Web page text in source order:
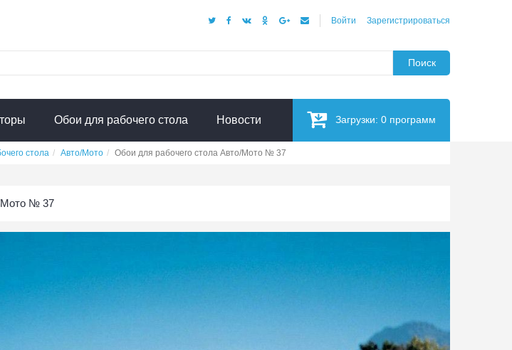
Войти Зарегистрироваться
Поиск
Обои для рабочего стола Новости Загрузки: 0 программ
стола Авто/Мото Обои для рабочего стола Авто/Мото № 37
Мото № 37